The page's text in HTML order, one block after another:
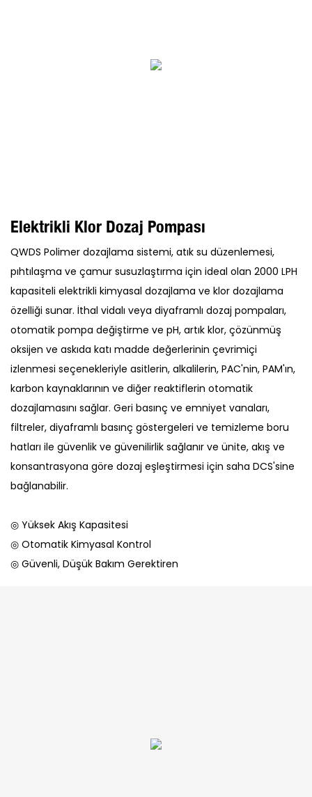
Elektrikli Klor Dozaj Pompası
QWDS Polimer dozajlama sistemi, atık su düzenlemesi,
pıhtılaşma ve çamur susuzlaştırma için ideal olan 2000 LPH
kapasiteli elektrikli kimyasal dozajlama ve klor dozajlama
özelliği sunar. İthal vidalı veya diyaframlı dozaj pompaları,
otomatik pompa değiştirme ve pH, artık klor, çözünmüş
oksijen ve askıda katı madde değerlerinin çevrimiçi
izlenmesi seçenekleriyle asitlerin, alkalilerin, PAC'nin, PAM'ın,
karbon kaynaklarının ve diğer reaktiflerin otomatik
dozajlamasını sağlar. Geri basınç ve emniyet vanaları,
filtreler, diyaframlı basınç göstergeleri ve temizleme boru
hatları ile güvenlik ve güvenilirlik sağlanır ve ünite, akış ve
konsantrasyona göre dozaj eşleştirmesi için saha DCS'sine
bağlanabilir.
◎ Yüksek Akış Kapasitesi
◎ Otomatik Kimyasal Kontrol
◎ Güvenli, Düşük Bakım Gerektiren